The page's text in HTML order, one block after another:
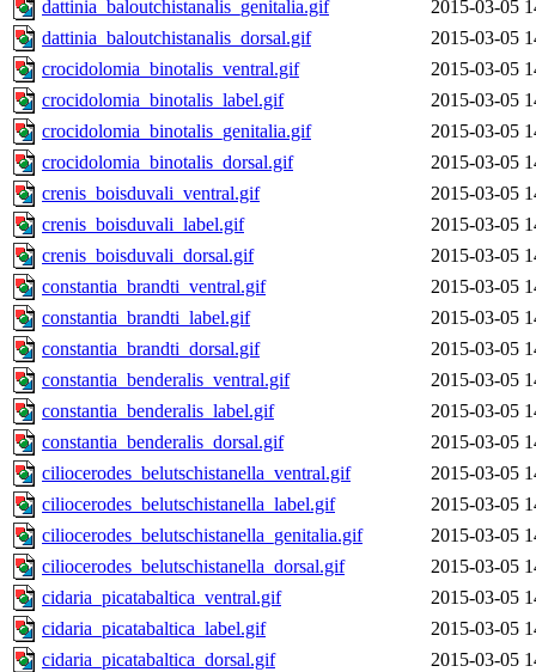
dattinia_baloutchistanalis_genitalia.gif
2015-03-05
dattinia_baloutchistanalis_dorsal.gif
2015-03-05
crocidolomia_binotalis_ventral.gif
2015-03-05
crocidolomia_binotalis_label.gif
2015-03-05
crocidolomia_binotalis_genitalia.gif
2015-03-05
crocidolomia_binotalis_dorsal.gif
2015-03-05
crenis_boisduvali_ventral.gif
2015-03-05
crenis_boisduvali_label.gif
2015-03-05
crenis_boisduvali_dorsal.gif
2015-03-05
constantia_brandti_ventral.gif
2015-03-05
constantia_brandti_label.gif
2015-03-05
constantia_brandti_dorsal.gif
2015-03-05
constantia_benderalis_ventral.gif
2015-03-05
constantia_benderalis_label.gif
2015-03-05
constantia_benderalis_dorsal.gif
2015-03-05
ciliocerodes_belutschistanella_ventral.gif
2015-03-05
ciliocerodes_belutschistanella_label.gif
2015-03-05
ciliocerodes_belutschistanella_genitalia.gif
2015-03-05
ciliocerodes_belutschistanella_dorsal.gif
2015-03-05
cidaria_picatabaltica_ventral.gif
2015-03-05
cidaria_picatabaltica_label.gif
2015-03-05
cidaria_picatabaltica_dorsal.gif
2015-03-05